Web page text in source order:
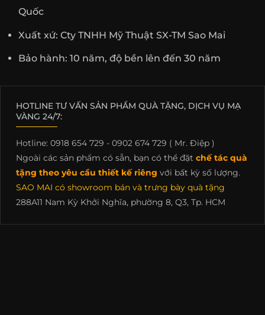
Quốc
Xuất xứ: Cty TNHH Mỹ Thuật SX-TM Sao Mai
Bảo hành: 10 năm, độ bền lên đến 30 năm
HOTLINE TƯ VẤN SẢN PHẨM QUÀ TẶNG, DỊCH VỤ MẠ
VÀNG 24/7:
Hotline: 0918 654 729 - 0902 674 729 ( Mr. Điệp )
Ngoài các sản phẩm có sẵn, bạn có thể đặt chế tác quà
tặng theo yêu cầu thiết kế riêng với bất kỳ số lượng.
SAO MAI có showroom bán và trưng bày quà tặng
288A11 Nam Kỳ Khởi Nghĩa, phường 8, Q3, Tp. HCM